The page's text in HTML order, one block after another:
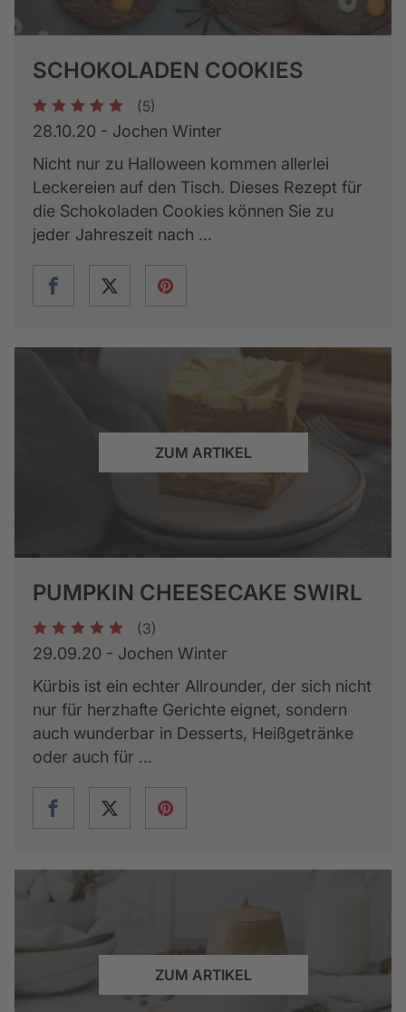
SCHOKOLADEN COOKIES
1 2 3 4 5 (5)
28.10.20 - Jochen Winter
Nicht nur zu Halloween kommen allerlei
Leckereien auf den Tisch. Dieses Rezept für
die Schokoladen Cookies können Sie zu
jeder Jahreszeit nach ...
ZUM ARTIKEL
PUMPKIN CHEESECAKE SWIRL
1 2 3 4 5 (3)
29.09.20 - Jochen Winter
Kürbis ist ein echter Allrounder, der sich nicht
nur für herzhafte Gerichte eignet, sondern
auch wunderbar in Desserts, Heißgetränke
oder auch für ...
ZUM ARTIKEL